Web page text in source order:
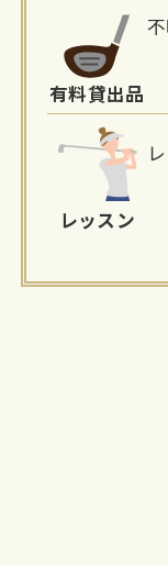
有料貸出品
レッスン